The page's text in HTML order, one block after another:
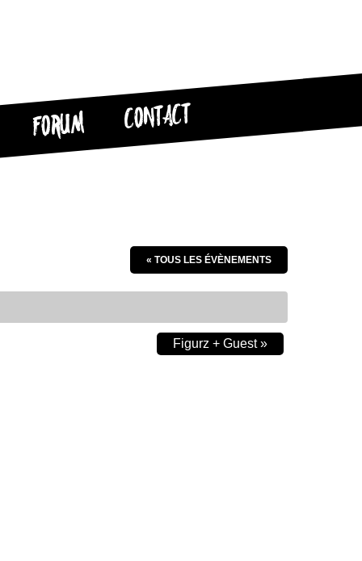
FORUM CONTACT
« TOUS LES ÉVÈNEMENTS
Figurz + Guest»